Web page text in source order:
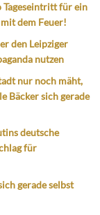
Tageseintritt für ein
dem Feuer!
den Leipziger
nutzen
nur noch mäht,
Bäcker sich gerade
deutsche
für
gerade selbst